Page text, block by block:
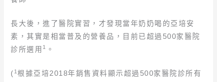
長大後，進了醫院實習，才發現當年奶奶喝的亞培安
素，其實是相當普及的營養品，目前已超過500家醫院
診所選用 1 。
( 1根據亞培2018年銷售資料顯示超過500家醫院診所有